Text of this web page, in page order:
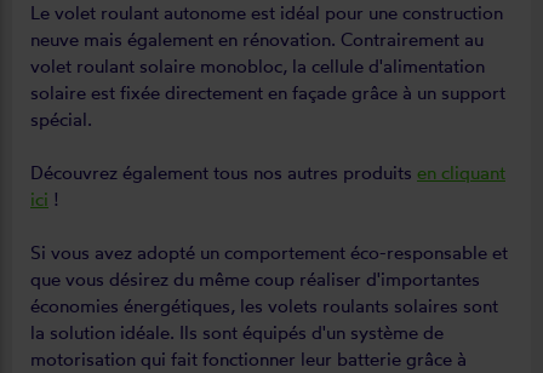
Le volet roulant autonome est idéal pour une construction
neuve mais également en rénovation. Contrairement au
volet roulant solaire monobloc, la cellule d'alimentation
solaire est fixée directement en façade grâce à un support
spécial.
Découvrez également tous nos autres produits en cliquant
ici !
Si vous avez adopté un comportement éco-responsable et
que vous désirez du même coup réaliser d'importantes
économies énergétiques, les volets roulants solaires sont
la solution idéale. Ils sont équipés d'un système de
motorisation qui fait fonctionner leur batterie grâce à